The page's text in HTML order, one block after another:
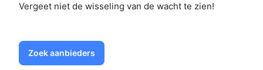
Vergeet niet de wisseling van de wacht te zien!
Zoek aanbieders